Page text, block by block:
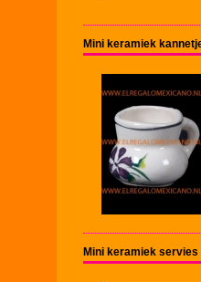
Mini keramiek
Mini keramiek